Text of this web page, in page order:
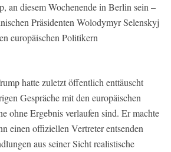
an diesem Wochenende in Berlin sein –
Präsidenten Wolodymyr Selenskyj
europäischen Politikern
hatte zuletzt öffentlich enttäuscht
Gespräche mit den europäischen
ohne Ergebnis verlaufen sind. Er machte
einen offiziellen Vertreter entsenden
aus seiner Sicht realistische